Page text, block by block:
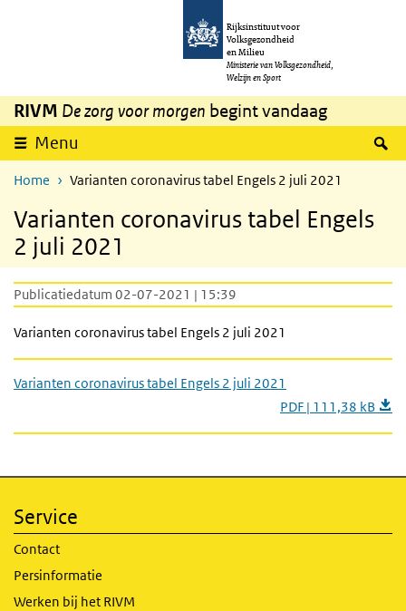
Overslaan en naar de inhoud gaan
Rijksinstituut voor
Volksgezondheid
en Milieu
Ministerie van Volksgezondheid,
Welzijn en Sport
RIVM De zorg voor morgen begint vandaag
Menu
Home Varianten coronavirus tabel Engels 2 juli 2021
Varianten coronavirus tabel Engels
2 juli 2021
Publicatiedatum 02-07-2021 | 15:39
Varianten coronavirus tabel Engels 2 juli 2021
Varianten coronavirus tabel Engels 2 juli 2021
PDF | 111,38 kB
Service
Contact
Persinformatie
Werken bij het RIVM